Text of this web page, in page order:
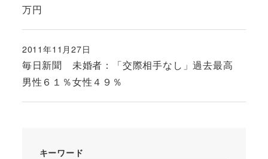
万円
毎日新聞 未婚者：「交際相手なし」過去最高
男性６１％女性４９％
投稿日
2011年11月27日
キーワード